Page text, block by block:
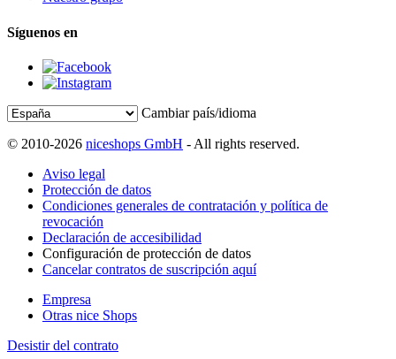
Síguenos en
Cambiar país/idioma
© 2010-2026 niceshops GmbH - All rights reserved.
Aviso legal
Protección de datos
Condiciones generales de contratación y política de
revocación
Declaración de accesibilidad
Configuración de protección de datos
Cancelar contratos de suscripción aquí
Empresa
Otras nice Shops
Desistir del contrato